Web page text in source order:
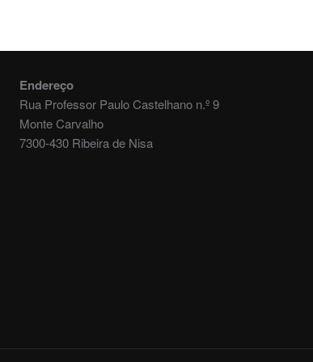
Endereço
Rua Professor Paulo Castelhano n.º 9
Monte Carvalho
7300-430 Ribeira de Nisa